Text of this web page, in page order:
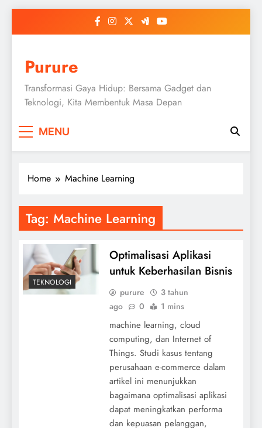
Purure
Transformasi Gaya Hidup: Bersama Gadget dan
Teknologi, Kita Membentuk Masa Depan
MENU
Home Machine Learning
Tag: Machine Learning
TEKNOLOGI
Optimalisasi Aplikasi
untuk Keberhasilan Bisnis
purure
3 tahun
ago
0 1 mins
machine learning, cloud
computing, dan Internet of
Things. Studi kasus tentang
perusahaan e-commerce dalam
artikel ini menunjukkan
bagaimana optimalisasi aplikasi
dapat meningkatkan performa
dan kepuasan pelanggan,